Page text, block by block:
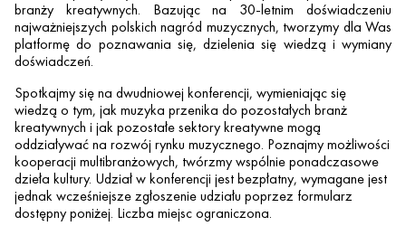
branży kreatywnych. Bazując na 30-letnim doświadczeniu
najważniejszych polskich nagród muzycznych, tworzymy dla Was
platformę do poznawania się, dzielenia się wiedzą i wymiany
doświadczeń.
Spotkajmy się na dwudniowej konferencji, wymieniając się
wiedzą o tym, jak muzyka przenika do pozostałych branż
kreatywnych i jak pozostałe sektory kreatywne mogą
oddziaływać na rozwój rynku muzycznego. Poznajmy możliwości
kooperacji multibranżowych, twórzmy wspólnie ponadczasowe
dzieła kultury. Udział w konferencji jest bezpłatny, wymagane jest
jednak wcześniejsze zgłoszenie udziału poprzez formularz
dostępny poniżej. Liczba miejsc ograniczona.